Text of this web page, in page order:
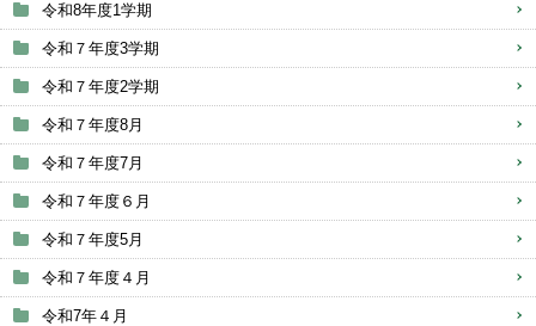
令和8年度1学期
令和７年度3学期
令和７年度2学期
令和７年度8月
令和７年度7月
令和７年度６月
令和７年度5月
令和７年度４月
令和7年４月